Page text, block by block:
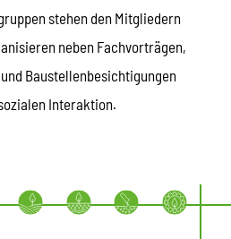
stehen den Mitgliedern
neben Fachvorträgen,
Baustellenbesichtigungen
Interaktion.